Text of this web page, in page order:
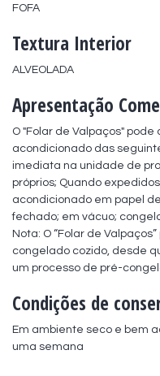
FOFA
Textura Interior
ALVEOLADA
Apresentação
O "Folar de Valpaços"
acondicionado das
imediata na unidade de
próprios; Quando
acondicionado em papel
fechado; em vácuo;
Nota: O “Folar de
congelado cozido, desde
um processo de pré-
Condições de
Em ambiente seco e bem
uma semana